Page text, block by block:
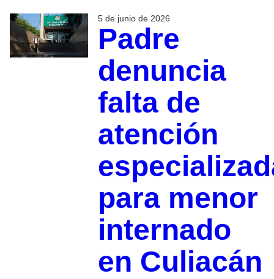
5 de junio de 2026
Padre
denuncia
falta de
atención
para menor
internado
en Culiacán